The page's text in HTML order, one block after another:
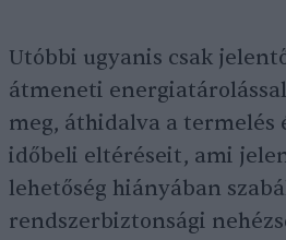
Utóbbi ugyanis csak
átmeneti
meg, áthidalva a termelés
időbeli eltéréseit, ami
lehetőség hiányában
rendszerbiztonsági